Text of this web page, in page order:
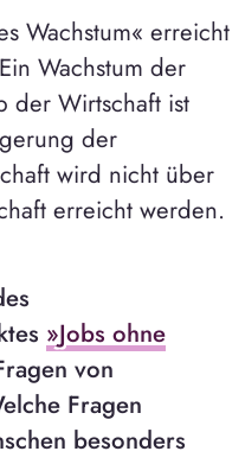
Wachstum« erreicht
Wachstum der
der Wirtschaft ist
der
wird nicht über
erreicht werden.
»Jobs ohne
von
Fragen
besonders